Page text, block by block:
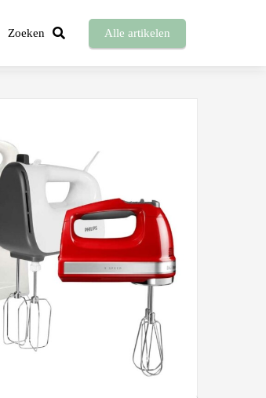
Zoeken Alle artikelen